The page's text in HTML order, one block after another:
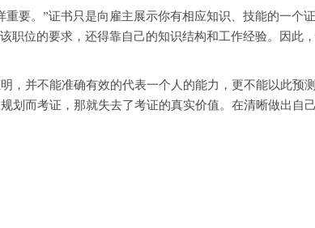
。”证书只是向雇主展示你有相应知识、技能的一个
职位的要求，还得靠自己的知识结构和工作经验。因此
并不能准确有效的代表一个人的能力，更不能以此预
划而考证，那就失去了考证的真实价值。在清晰做出自